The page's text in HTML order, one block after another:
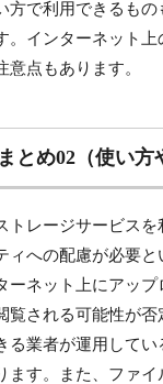
方で利用できるも
。インターネット
意点もあります。
とめ02（使い方
トレージサービス
ィへの配慮が必要と
ーネット上にアップ
覧される可能性が否
る業者が運用してい
ます。また、ファイ